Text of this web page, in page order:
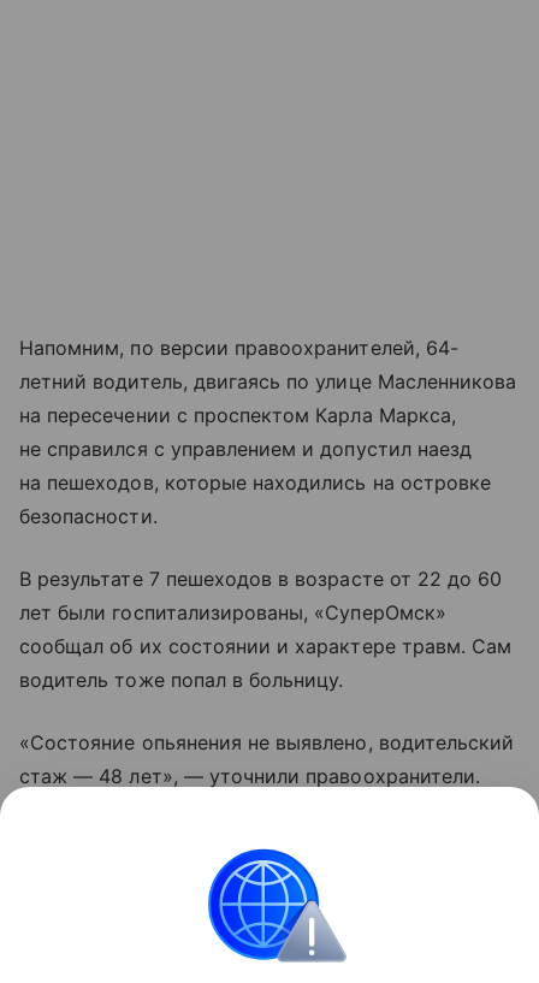
Напомним, по версии правоохранителей, 64-
летний водитель, двигаясь по улице Масленникова
на пересечении с проспектом Карла Маркса,
не справился с управлением и допустил наезд
на пешеходов, которые находились на островке
безопасности.
В результате 7 пешеходов в возрасте от 22 до 60
лет были госпитализированы, «СуперОмск»
сообщал об их состоянии и характере травм. Сам
водитель тоже попал в больницу.
«Состояние опьянения не выявлено, водительский
стаж — 48 лет», — уточнили правоохранители.
с сердцем, из-за чего он потерял управление.